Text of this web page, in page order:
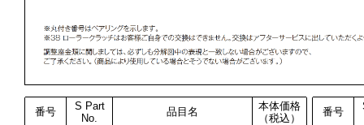
番号
S Part
No.
品目名
本体価格
（税込）
番号